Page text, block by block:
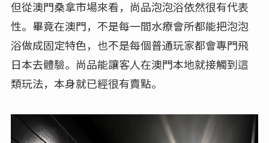
但從澳門桑拿市場來看，尚品泡泡浴依然很有代表
性。畢竟在澳門，不是每一間水療會所都能把泡泡
浴做成固定特色，也不是每個普通玩家都會專門飛
日本去體驗。尚品能讓客人在澳門本地就接觸到這
類玩法，本身就已經很有賣點。